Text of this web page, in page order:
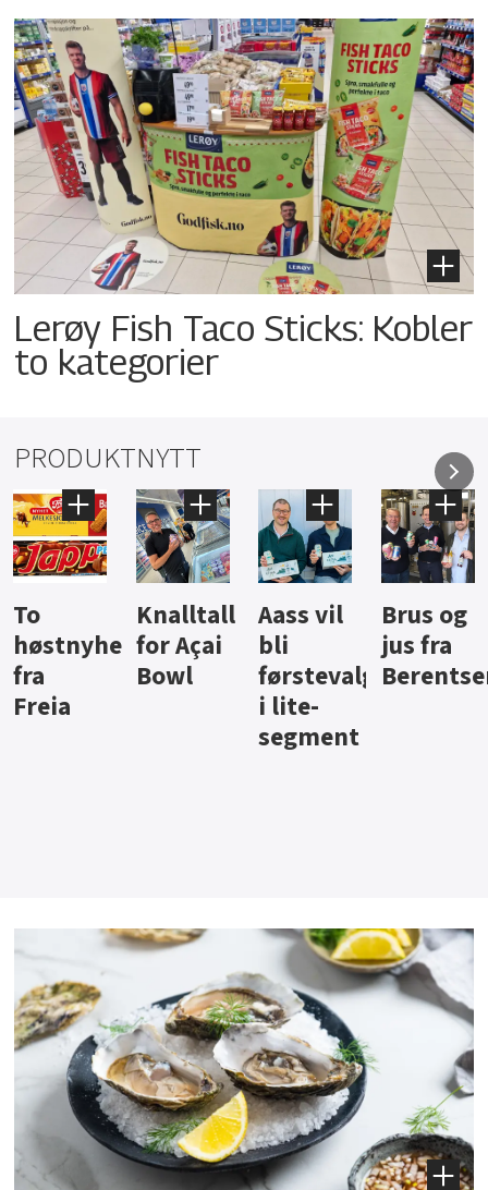
Lerøy Fish Taco Sticks: Kobler
to kategorier
PRODUKTNYTT
Knalltall
for Açai
Bowl
Aass vil
bli
førstevalg
Brus og
jus fra
Berentsen
Hard
iste fra
Hansa